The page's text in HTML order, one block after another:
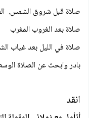
صلاة قبل شروق الشمس.
صلاة بعد الغروب المغرب
صلاة في الليل بعد غياب
بادر وابحث عن الصلاة
انقد